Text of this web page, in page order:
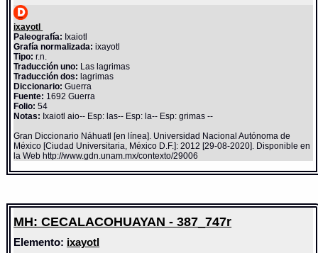
ixayotl
Paleografía: Ixaiotl
Grafía normalizada: ixayotl
Tipo: r.n.
Traducción uno: Las lagrimas
Traducción dos: lagrimas
Diccionario:Guerra
Fuente: 1692 Guerra
Folio: 54
Notas: Ixaiotl aio-- Esp: las-- Esp: la-- Esp: grimas --
Gran Diccionario Náhuatl [en línea]. Universidad Nacional Autónoma de
México [Ciudad Universitaria, México D.F.]: 2012 [29-08-2020]. Disponible en
la Web http://www.gdn.unam.mx/contexto/29006
MH: CECALACOHUAYAN - 387_747r
Elemento: ixayotl